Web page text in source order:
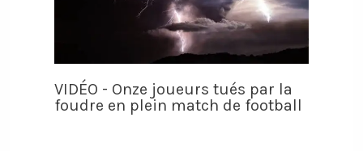
VIDÉO - Onze joueurs tués par la
foudre en plein match de football